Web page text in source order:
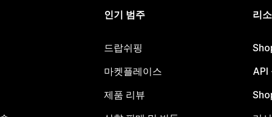
인기 범주
드랍쉬핑
마켓플레이스
제품 리뷰
리
API